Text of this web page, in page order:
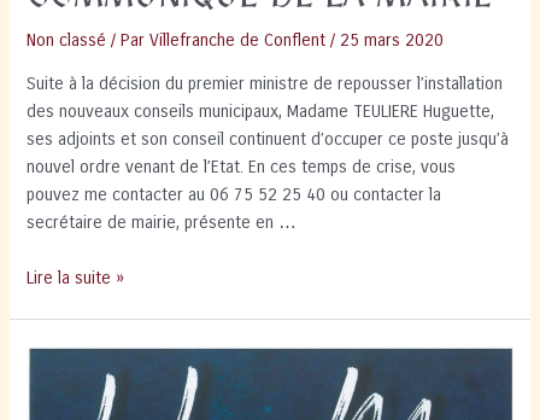
Non classé / ParVillefranche de Conflent / 25 mars 2020
Suite à la décision du premier ministre de repousser l’installation
des nouveaux conseils municipaux, Madame TEULIERE Huguette,
ses adjoints et son conseil continuent d’occuper ce poste jusqu’à
nouvel ordre venant de l’Etat. En ces temps de crise, vous
pouvez me contacter au 06 75 52 25 40 ou contacter la
secrétaire de mairie, présente en …
COMMUNIQUE
Lire la suite »